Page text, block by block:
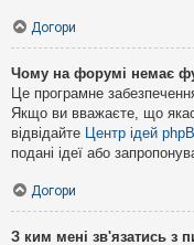
Догори
Чому на форумі немає
Це програмне
Якщо ви вважаєте, що
відвідайте Центр ідей
подані ідеї або
Догори
З ким мені зв'язатись з